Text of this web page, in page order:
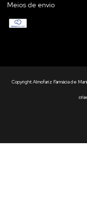
Meios de envio
Copyright Almofariz Farmácia de